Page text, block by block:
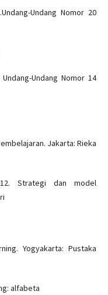
Undang Nomor 20
Undang Nomor 14
Jakarta: Rieka
Strategi dan model
Yogyakarta: Pustaka
alfabeta